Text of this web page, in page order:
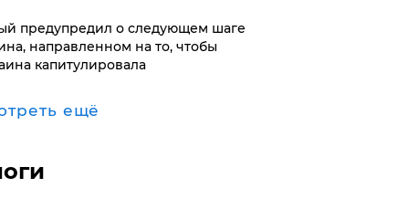
предупредил о следующем шаге
направленном на то, чтобы
капитулировала
ещё